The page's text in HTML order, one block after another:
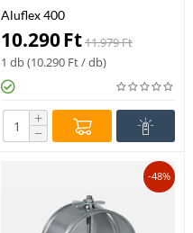
Aluflex 400
10.290Ft11.979Ft
1 db (10.290 Ft/ db)
+
−
-48%